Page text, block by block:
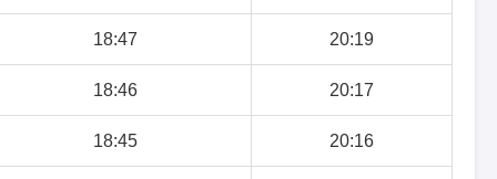
18:47 20:19
18:46 20:17
18:45 20:16